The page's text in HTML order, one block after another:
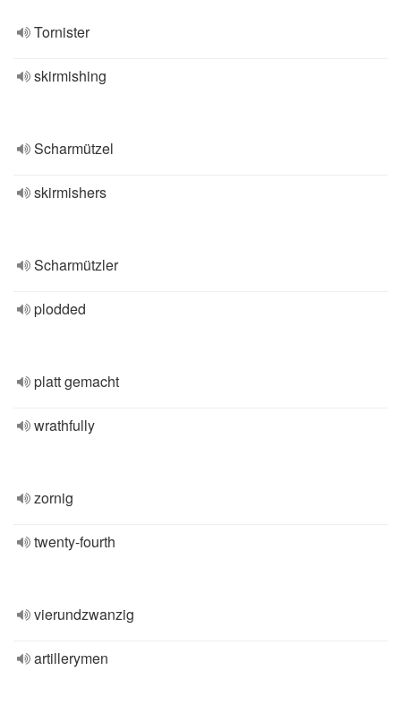
Tornister
skirmishing
Scharmützel
skirmishers
Scharmützler
plodded
platt gemacht
wrathfully
zornig
twenty-fourth
vierundzwanzig
artillerymen